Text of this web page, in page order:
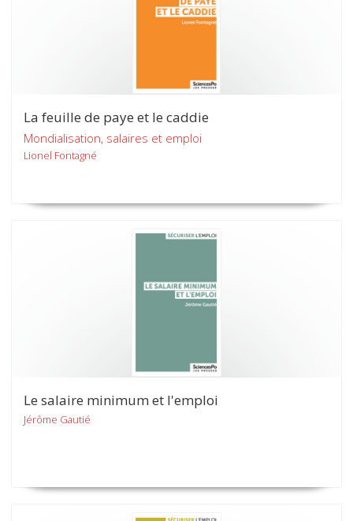
La feuille de paye et le caddie
Mondialisation, salaires et emploi
Lionel Fontagné
Le salaire minimum et l'emploi
Jérôme Gautié